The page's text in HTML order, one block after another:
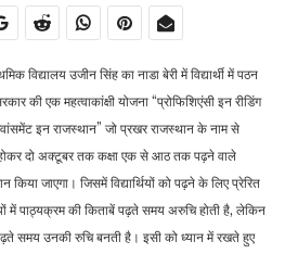
विद्यालय उजीन सिंह का नाडा बेरी में विद्यार्थी में पठन
की एक महत्वाकांक्षी योजना “प्रोफिशिएंसी इन रीडिंग
इन राजस्थान” जो प्रखर राजस्थान के नाम से
दो अक्टूबर तक कक्षा एक से आठ तक पढ़ने वाले
किया जाएगा। जिसमें विद्यार्थियों को पढ़ने के लिए प्रेरित
में पाठ्यक्रम की किताबें पढ़ते समय अरुचि होती है, लेकिन
समय उनकी रुचि बनती है। इसी को ध्यान में रखते हुए